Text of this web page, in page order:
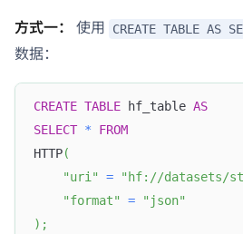
方式一： 使用 CREATE TABLE AS
数据：
CREATE TABLE hf_table AS
SELECT *
FROM
HTTP(
"uri"
=
"hf://datasets/
"format"
=
"json"
) ;